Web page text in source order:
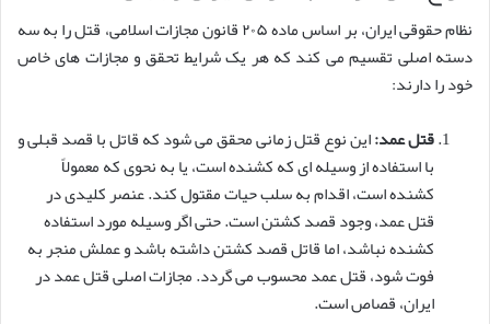
نظام حقوقی ایران، بر اساس ماده ۲۰۵ قانون مجازات اسلامی، قتل را به سه
دسته اصلی تقسیم می کند که هر یک شرایط تحقق و مجازات های خاص
خود را دارند:
قتل عمد:این نوع قتل زمانی محقق می شود که قاتل با قصد قبلی و
با استفاده از وسیله ای که کشنده است، یا به نحوی که معمولاً
کشنده است، اقدام به سلب حیات مقتول کند. عنصر کلیدی در
قتل عمد، وجود قصد کشتن است. حتی اگر وسیله مورد استفاده
کشنده نباشد، اما قاتل قصد کشتن داشته باشد و عملش منجر به
فوت شود، قتل عمد محسوب می گردد. مجازات اصلی قتل عمد در
ایران، قصاص است.